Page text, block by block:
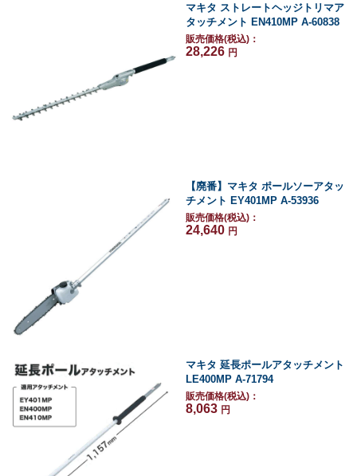
マキタ ストレートヘッジトリマア
タッチメント EN410MP A-60838
販売価格(税込)：
28,226 円
【廃番】マキタ ポールソーアタッ
チメント EY401MP A-53936
販売価格(税込)：
24,640 円
マキタ 延長ポールアタッチメント
LE400MP A-71794
販売価格(税込)：
8,063 円